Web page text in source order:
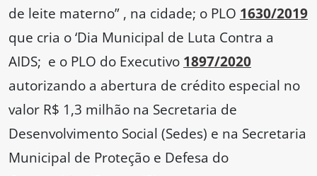
de leite materno” , na cidade; o PLO 1630/2019
que cria o ‘Dia Municipal de Luta Contra a
AIDS; e o PLO do Executivo 1897/2020
autorizando a abertura de crédito especial no
valor R$ 1,3 milhão na Secretaria de
Desenvolvimento Social (Sedes) e na Secretaria
Municipal de Proteção e Defesa do